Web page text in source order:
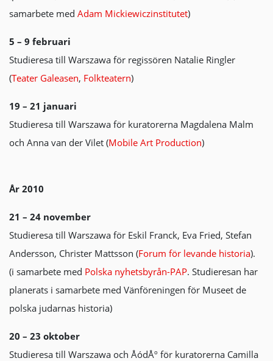
samarbete med Adam Mickiewiczinstitutet)
5 – 9 februari
Studieresa till Warszawa för regissören Natalie Ringler
(Teater Galeasen, Folkteatern)
19 – 21 januari
Studieresa till Warszawa för kuratorerna Magdalena Malm
och Anna van der Vilet (Mobile Art Production)
År 2010
21 – 24 november
Studieresa till Warszawa för Eskil Franck, Eva Fried, Stefan
Andersson, Christer Mattsson (Forum för levande historia).
(i samarbete med Polska nyhetsbyrån-PAP. Studieresan har
planerats i samarbete med Vänföreningen för Museet de
polska judarnas historia)
20 – 23 oktober
Studieresa till Warszawa och ÅódÅº för kuratorerna Camilla